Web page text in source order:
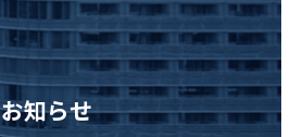
お知らせ